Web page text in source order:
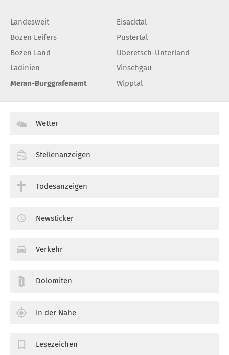
Landesweit
Bozen Leifers
Bozen Land
Ladinien
Meran-Burggrafenamt
Eisacktal
Pustertal
Überetsch-Unterland
Vinschgau
Wipptal
Wetter
Stellenanzeigen
Todesanzeigen
Newsticker
Verkehr
Dolomiten
In der Nähe
Lesezeichen